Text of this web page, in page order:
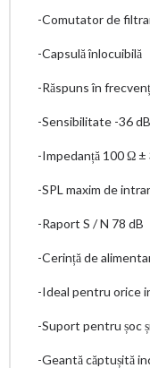
-Comutator de
-Capsulă înlocuibilă
-Răspuns în
-Sensibilitate -36
-Impedanță 100 Ω ±
-SPL maxim de
-Raport S / N 78 dB
-Cerință de
-Ideal pentru orice
-Suport pentru șoc
-Geantă căptușită